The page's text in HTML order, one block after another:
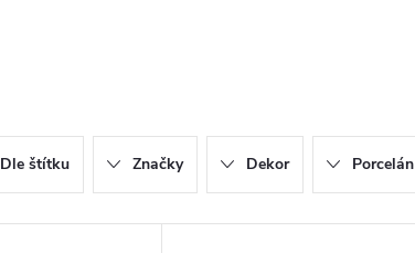
Dle štítku Značky Dekor Porcelán